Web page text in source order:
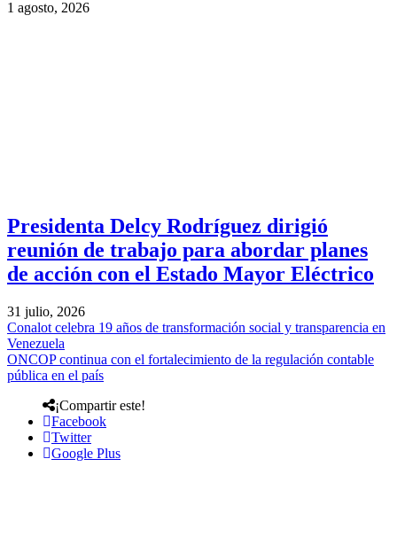
1 agosto, 2026
Presidenta Delcy Rodríguez dirigió
reunión de trabajo para abordar planes
de acción con el Estado Mayor Eléctrico
31 julio, 2026
Conalot celebra 19 años de transformación social y transparencia en
Venezuela
ONCOP continua con el fortalecimiento de la regulación contable
pública en el país
¡Compartir este!
Facebook
Twitter
Google Plus